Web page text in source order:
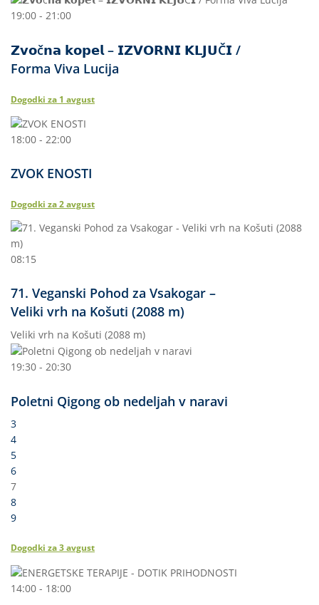
19:00 - 21:00
𝗭𝘃𝗼č𝗻𝗮 𝗸𝗼𝗽𝗲𝗹 – 𝗜𝗭𝗩𝗢𝗥𝗡𝗜 𝗞𝗟𝗝𝗨Č𝗜 /
Forma Viva Lucija
Dogodki za 1 avgust
18:00 - 22:00
ZVOK ENOSTI
Dogodki za2avgust
08:15
71. Veganski Pohod za Vsakogar –
Veliki vrh na Košuti (2088 m)
Veliki vrh na Košuti (2088 m)
19:30 - 20:30
Poletni Qigong ob nedeljah v naravi
3
4
5
6
7
8
9
Dogodki za3avgust
14:00 - 18:00